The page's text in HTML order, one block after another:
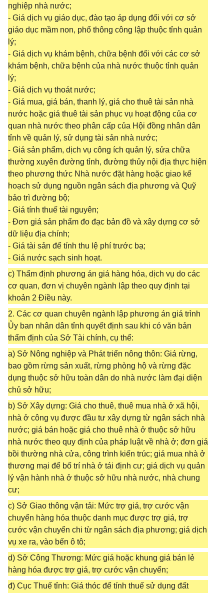
nghiệp nhà nước;
- Giá dịch vụ giáo dục, đào tạo áp dụng đối với cơ sở
giáo dục mầm non, phổ thông công lập thuộc tỉnh quản
lý;
- Giá dịch vụ khám bệnh, chữa bệnh đối với các cơ sở
khám bệnh, chữa bệnh của nhà nước thuộc tỉnh quản
lý;
- Giá dịch vụ thoát nước;
- Giá mua, giá bán, thanh lý, giá cho thuê tài sản nhà
nước hoặc giá thuê tài sản phục vụ hoạt động của cơ
quan nhà nước theo phân cấp của Hội đồng nhân dân
tỉnh về quản lý, sử dụng tài sản nhà nước;
- Giá sản phẩm, dịch vụ công ích quản lý, sửa chữa
thường xuyên đường tỉnh, đường thủy nội địa thực hiện
theo phương thức Nhà nước đặt hàng hoặc giao kế
hoạch sử dụng nguồn ngân sách địa phương và Quỹ
bảo trì đường bộ;
- Giá tính thuế tài nguyên;
- Đơn giá sản phẩm đo đạc bản đồ và xây dựng cơ sở
dữ liệu địa chính;
- Giá tài sản để tính thu lệ phí trước bạ;
- Giá nước sạch sinh hoạt.
c) Thẩm định phương án giá hàng hóa, dịch vụ do các
cơ quan, đơn vị chuyên ngành lập theo quy định tại
khoản 2 Điều này.
2. Các cơ quan chuyên ngành lập phương án giá trình
Ủy ban nhân dân tỉnh quyết định sau khi có văn bản
thẩm định của Sở Tài chính, cụ thể:
a) Sở Nông nghiệp và Phát triển nông thôn: Giá rừng,
bao gồm rừng sản xuất, rừng phòng hộ và rừng đặc
dụng thuộc sở hữu toàn dân do nhà nước làm đại diện
chủ sở hữu;
b) Sở Xây dựng: Giá cho thuê, thuê mua nhà ở xã hội,
nhà ở công vụ được đầu tư xây dựng từ ngân sách nhà
nước; giá bán hoặc giá cho thuê nhà ở thuộc sở hữu
nhà nước theo quy định của pháp luật về nhà ở; đơn giá
bồi thường nhà cửa, công trình kiến trúc; giá mua nhà ở
thương mại để bố trí nhà ở tái định cư; giá dịch vụ quản
lý vận hành nhà ở thuộc sở hữu nhà nước, nhà chung
cư;
c) Sở Giao thông vận tải: Mức trợ giá, trợ cước vận
chuyển hàng hóa thuộc danh mục được trợ giá, trợ
cước vận chuyển chi từ ngân sách địa phương; giá dịch
vụ xe ra, vào bến ô tô;
d) Sở Công Thương: Mức giá hoặc khung giá bán lẻ
hàng hóa được trợ giá, trợ cước vận chuyển;
đ) Cục Thuế tỉnh: Giá thóc để tính thuế sử dụng đất